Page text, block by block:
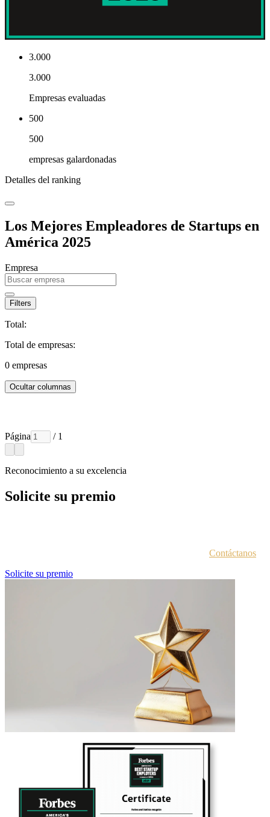
3.000
3.000
Empresas evaluadas
500
500
empresas galardonadas
Detalles del ranking
Los Mejores Empleadores de Startups en
América 2025
Empresa
Filters
Total:
Total de empresas:
0 empresas
Ocultar columnas
Página / 1
Reconocimiento a su excelencia
Solicite su premio
Contáctanos
Solicite su premio